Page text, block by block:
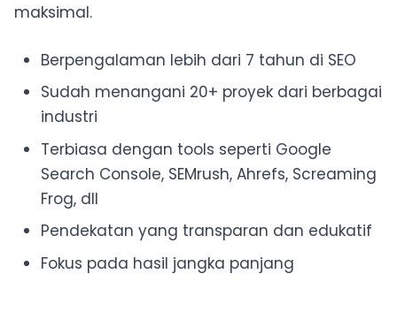
maksimal.
Berpengalaman lebih dari 7 tahun di SEO
Sudah menangani 20+ proyek dari berbagai
industri
Terbiasa dengan tools seperti Google
Search Console, SEMrush, Ahrefs, Screaming
Frog, dll
Pendekatan yang transparan dan edukatif
Fokus pada hasil jangka panjang